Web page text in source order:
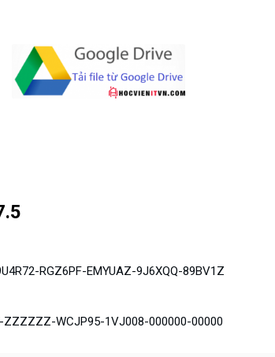
RGZ6PF-EMYUAZ-9J6XQQ-89BV1Z
ZZZZZZ-WCJP95-1VJ008-000000-00000